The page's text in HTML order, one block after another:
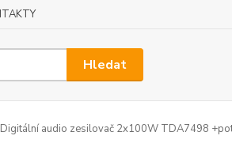
Hledat
Digitální audio zesilovač 2x100W TDA7498